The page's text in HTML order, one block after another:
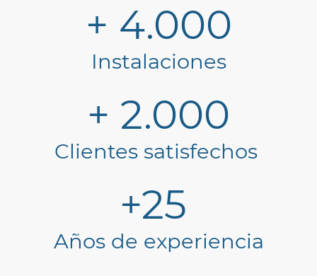
+ 4.000
Instalaciones
+ 2.000
Clientes satisfechos
+25
Años de experiencia